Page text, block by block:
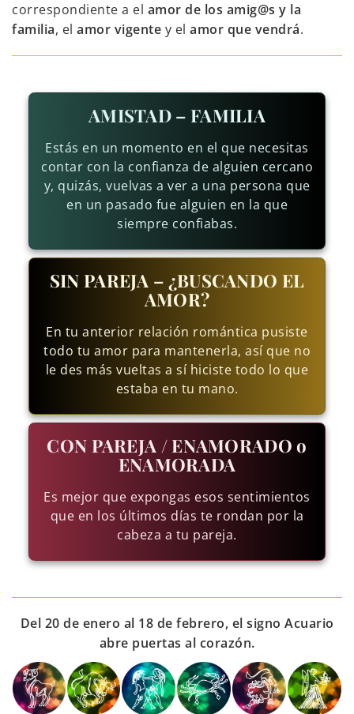
correspondiente a el amor de los amig@s y la
familia, el amor vigente y el amor que vendrá.
AMISTAD – FAMILIA
Estás en un momento en el que necesitas
contar con la confianza de alguien cercano
y, quizás, vuelvas a ver a una persona que
en un pasado fue alguien en la que
siempre confiabas.
SIN PAREJA – ¿BUSCANDO EL
AMOR?
En tu anterior relación romántica pusiste
todo tu amor para mantenerla, así que no
le des más vueltas a sí hiciste todo lo que
estaba en tu mano.
CON PAREJA / ENAMORADO o
ENAMORADA
Es mejor que expongas esos sentimientos
que en los últimos días te rondan por la
cabeza a tu pareja.
Del 20 de enero al 18 de febrero, el signo Acuario
abre puertas al corazón.